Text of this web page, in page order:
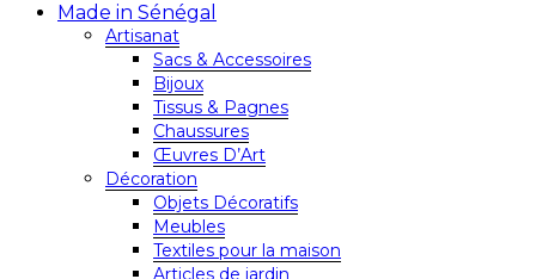
Made in Sénégal
Artisanat
Sacs & Accessoires
Bijoux
Tissus & Pagnes
Chaussures
Œuvres D’Art
Décoration
Objets Décoratifs
Meubles
Textiles pour la maison
Articles de jardin